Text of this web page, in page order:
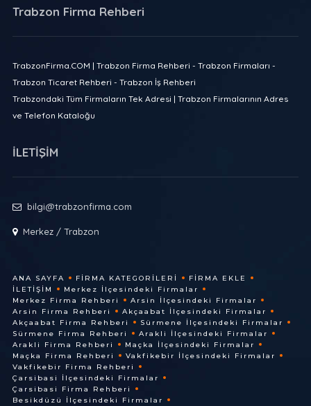
Trabzon Firma Rehberi
TrabzonFirma.COM | Trabzon Firma Rehberi - Trabzon Firmaları -
Trabzon Ticaret Rehberi - Trabzon İş Rehberi
Trabzondaki Tüm Firmaların Tek Adresi | Trabzon Firmalarının Adres
ve Telefon Kataloğu
İLETİŞİM
bilgi@trabzonfirma.com
Merkez / Trabzon
ANA SAYFA FIRMA KATEGORILERI
FIRMA EKLE
İLETIŞIM
Merkez İlçesindeki Firmalar
Merkez Firma Rehberi
Arsin İlçesindeki Firmalar
Arsin Firma Rehberi
Akçaabat İlçesindeki Firmalar
Akçaabat Firma Rehberi
Sürmene İlçesindeki Firmalar
Sürmene Firma Rehberi
Arakli İlçesindeki Firmalar
Arakli Firma Rehberi
Maçka İlçesindeki Firmalar
Maçka Firma Rehberi
Vakfikebir İlçesindeki Firmalar
Vakfikebir Firma Rehberi
Çarsibasi İlçesindeki Firmalar
Çarsibasi Firma Rehberi
Besikdüzü İlçesindeki Firmalar